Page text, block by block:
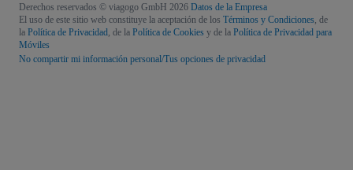
Derechos reservados © viagogo GmbH 2026 Datos de la Empresa
El uso de este sitio web constituye la aceptación de los Términos y Condiciones, de
la Política de Privacidad, de la Política de Cookies y de la Política de Privacidad para
Móviles
No compartir mi información personal/Tus opciones de privacidad